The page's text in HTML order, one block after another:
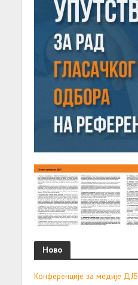
Ново
Конференције за медије ДЈБ